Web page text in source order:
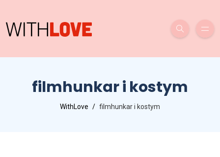
filmhunkar i kostym
WithLove filmhunkar i kostym